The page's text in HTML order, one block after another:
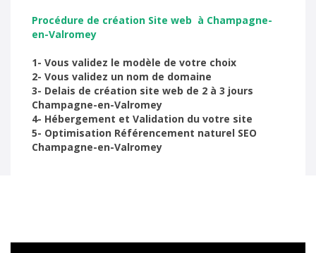
Procédure de création Site web à Champagne-
en-Valromey
1- Vous validez le modèle de votre choix
2- Vous validez un nom de domaine
3- Delais de création site web de 2 à 3 jours
Champagne-en-Valromey
4- Hébergement et Validation du votre site
5- Optimisation Référencement naturel SEO
Champagne-en-Valromey